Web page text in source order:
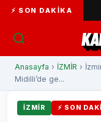
⚡ SON DAKIKA
Anasayfa › İZMİR ›
Midilli’de ge...
İZMİR ⚡ SON